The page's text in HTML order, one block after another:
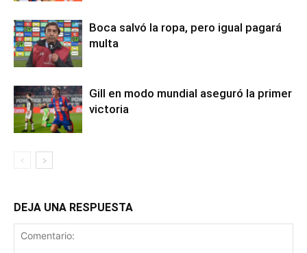
Boca salvó la ropa, pero igual pagará
multa
Gill en modo mundial aseguró la primer
victoria
DEJA UNA RESPUESTA